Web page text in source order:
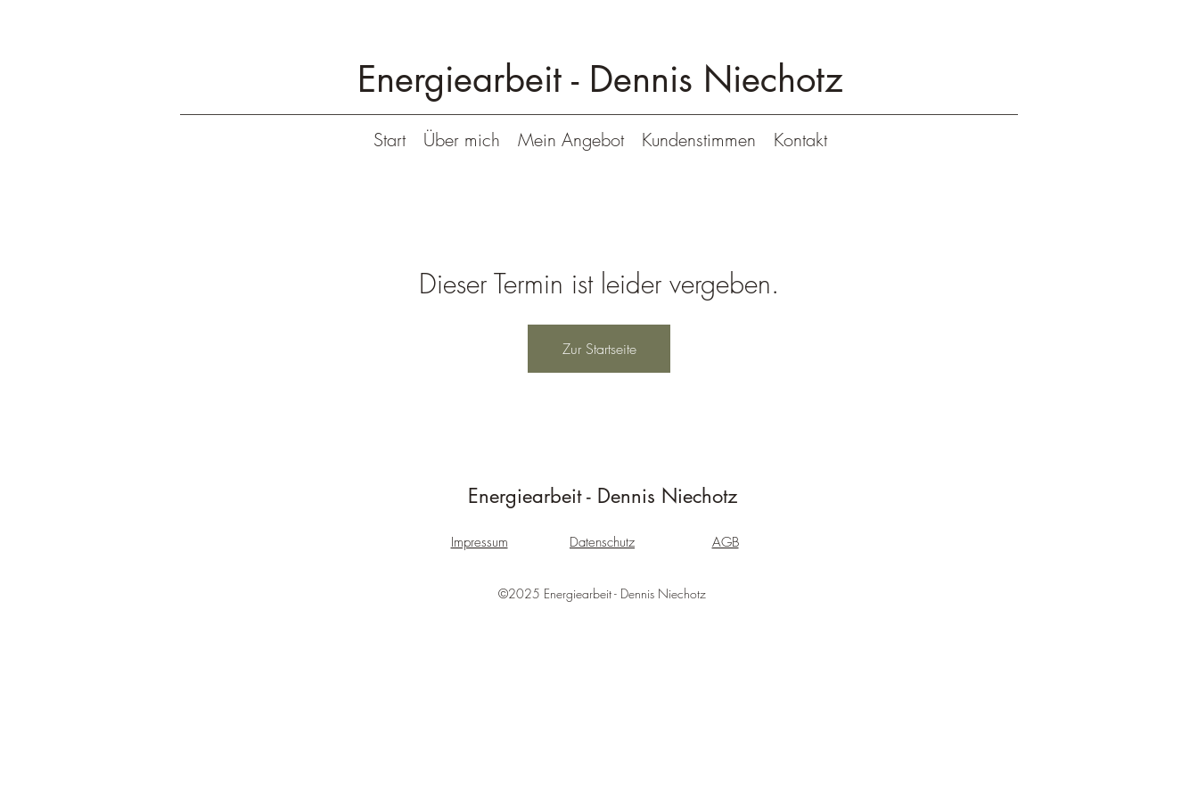
Energiearbeit - Dennis Niechotz
Start Über mich Mein Angebot Kundenstimmen Kontakt
Dieser Termin ist leider vergeben.
Zur Startseite
Energiearbeit - Dennis Niechotz
Impressum Datenschutz AGB
©2025 Energiearbeit - Dennis Niechotz